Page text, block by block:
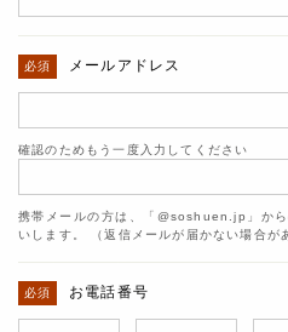
メールアドレス
確認のためもう一度入力してください
携帯メールの方は、「@soshuen.jp」か
いします。 （返信メールが届かない場合が
お電話番号